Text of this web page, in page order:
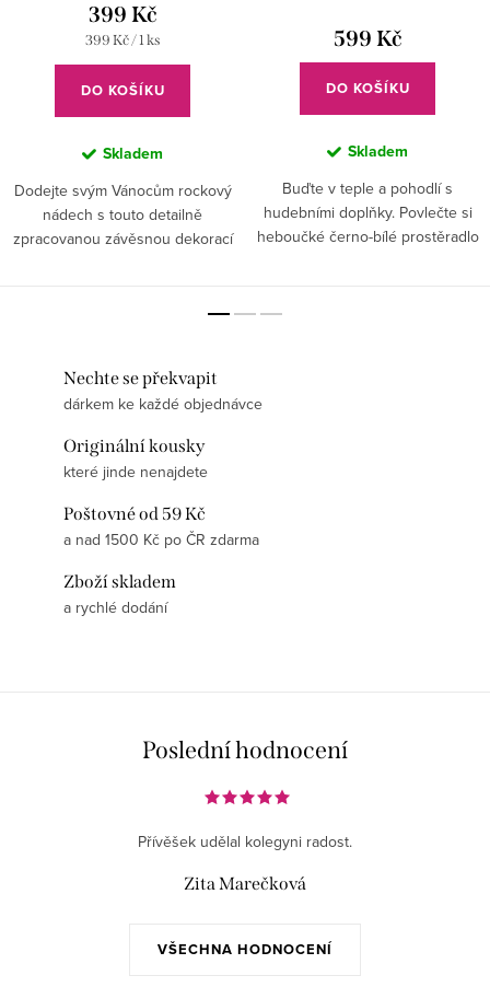
399 Kč
Měrná
cena:
399 Kč / 1 ks
DO KOŠÍKU
Skladem
Dodejte svým Vánocům rockový
nádech s touto detailně
zpracovanou závěsnou dekorací
599 Kč
DO KOŠÍKU
Skladem
Buďte v teple a pohodlí s
hudebními doplňky. Povlečte si
heboučké černo-bílé prostěradlo
Nechte se překvapit
dárkem ke každé objednávce
Originální kousky
které jinde nenajdete
Poštovné od 59 Kč
a nad 1500 Kč po ČR zdarma
Zboží skladem
a rychlé dodání
Poslední hodnocení
VŠECHNA HODNOCENÍ
Přívěšek udělal kolegyni radost.
Zita Marečková